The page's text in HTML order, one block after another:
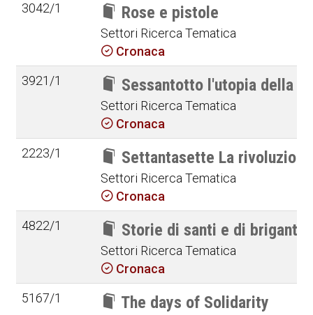
3042/1
Rose e pistole
Settori Ricerca Tematica
Cronaca
3921/1
Sessantotto l'utopia della
Settori Ricerca Tematica
Cronaca
2223/1
Settantasette La
Settori Ricerca Tematica
Cronaca
4822/1
Storie di santi e di briganti
Settori Ricerca Tematica
Cronaca
5167/1
The days of Solidarity